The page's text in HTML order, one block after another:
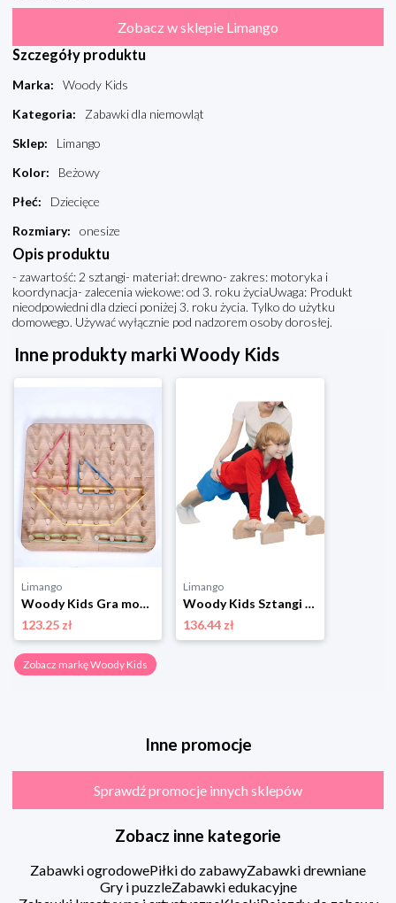
Zobacz w sklepie Limango
Szczegóły produktu
Marka:
Woody Kids
Kategoria:
Zabawki dla niemowląt
Sklep:
Limango
Kolor:
Beżowy
Płeć:
Dziecięce
Rozmiary: onesize
Opis produktu
- zawartość: 2 sztangi- materiał: drewno- zakres: motoryka i
koordynacja- zalecenia wiekowe: od 3. roku życiaUwaga: Produkt
nieodpowiedni dla dzieci poniżej 3. roku życia. Tylko do użytku
domowego. Używać wyłącznie pod nadzorem osoby dorosłej.
Inne produkty marki Woody Kids
Limango
Woody Kids Gra motoryczna - 3+ rozmiar: 160x230 cm
123.25 zł
Limango
Woody Kids Sztangi - 3+ rozmiar: onesize
136.44 zł
Zobacz markę Woody Kids
Inne promocje
Sprawdź promocje innych sklepów
Zobacz inne kategorie
Zabawki ogrodowePiłki do zabawyZabawki drewniane
Gry i puzzleZabawki edukacyjne